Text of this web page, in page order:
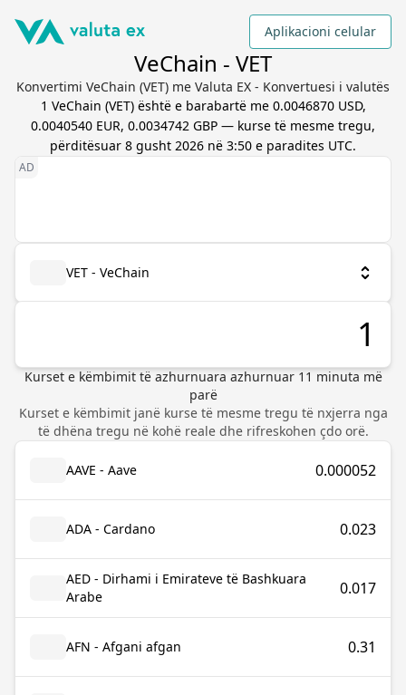
Aplikacioni celular
VeChain - VET
Konvertimi VeChain (VET) me Valuta EX - Konvertuesi i valutës
1 VeChain (VET) është e barabartë me 0.0046870 USD,
0.0040540 EUR, 0.0034742 GBP — kurse të mesme tregu,
përditësuar 8 gusht 2026 në 3:50 e paradites UTC.
VET - VeChain
Kurset e këmbimit të azhurnuara azhurnuar 11 minuta më
parë
Kurset e këmbimit janë kurse të mesme tregu të nxjerra nga
të dhëna tregu në kohë reale dhe rifreskohen çdo orë.
AAVE - Aave 0.000052
ADA - Cardano 0.023
AED - Dirhami i Emirateve të Bashkuara
Arabe
0.017
AFN - Afgani afgan 0.31